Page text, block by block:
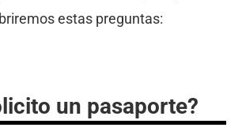
estas preguntas:
un pasaporte?